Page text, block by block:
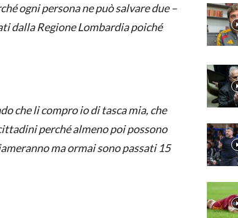
ogni persona ne può salvare due –
dalla Regione Lombardia poiché
che li compro io di tasca mia, che
perché almeno poi possono
ma ormai sono passati 15